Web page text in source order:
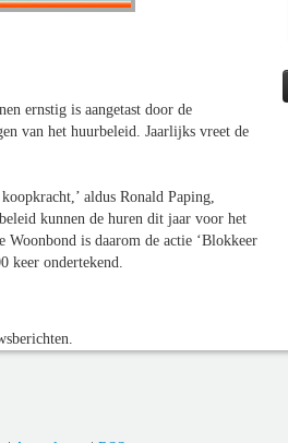
ernstig is aangetast door de
van het huurbeleid. Jaarlijks vreet de
aldus Ronald Paping,
kunnen de huren dit jaar voor het
is daarom de actie ‘Blokkeer
keer ondertekend.